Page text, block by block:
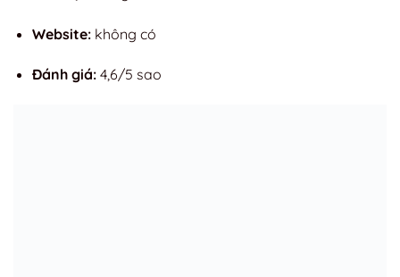
Website: không có
Đánh giá: 4,6/5 sao